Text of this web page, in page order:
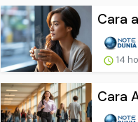
Cara
14
Cara